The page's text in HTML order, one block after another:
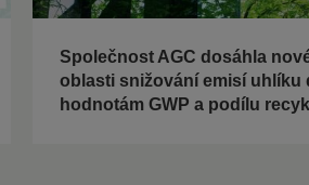
Společnost AGC dosáhla
oblasti snižování emisí uhlíku
hodnotám GWP a podílu